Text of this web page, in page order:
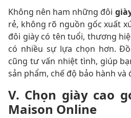
Không nên ham những đôi
rẻ, không rõ nguồn gốc xuất
đôi giày có tên tuổi, thương
có nhiều sự lựa chọn hơn.
cũng tư vấn nhiệt tình, giúp
sản phẩm, chế độ bảo hành và
V. Chọn giày cao
Maison Online